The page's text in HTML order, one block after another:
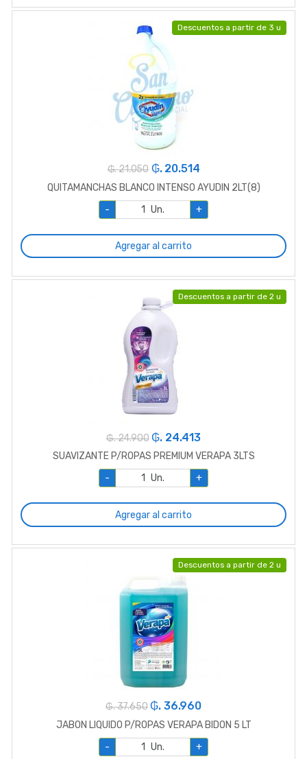
Descuentos a partir de 3 u
₲. 21.050 ₲. 20.514
QUITAMANCHAS BLANCO INTENSO AYUDIN 2LT(8)
-
Un. +
Agregar al carrito
Descuentos a partir de 2 u
₲. 24.900 ₲. 24.413
SUAVIZANTE P/ROPAS PREMIUM VERAPA 3LTS
-
Un. +
Agregar al carrito
Descuentos a partir de 2 u
₲. 37.650 ₲. 36.960
JABON LIQUIDO P/ROPAS VERAPA BIDON 5 LT
-
Un. +